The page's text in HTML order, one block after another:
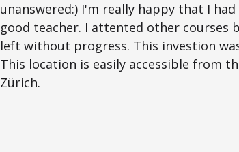
unanswered:) I'm really happy that I had
good teacher. I attented other courses
left without progress. This investion
This location is easily accessible from
Zürich.